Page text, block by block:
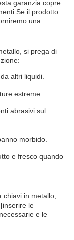
garanzia copre
il prodotto
una
si prega di
altri liquidi.
estreme.
abrasivi sul
morbido.
e fresco quando
chiavi in metallo,
le
e le